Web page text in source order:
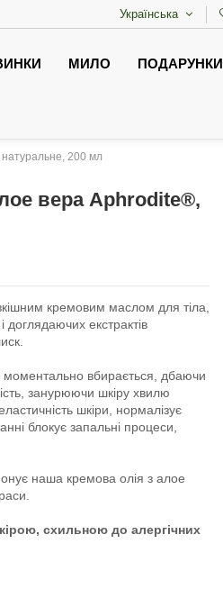
Українська
МИЛО ПОДАРУНКИ
200 мл
вера Aphrodite®,
кремовим маслом для тіла,
доглядаючих екстрактів
вбирається, дбаючи
занурюючи шкіру хвилю
шкіри, нормалізує
блокує запальні процеси,
наша кремова олія з алое
схильною до алергічних